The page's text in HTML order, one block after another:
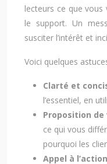
lecteurs ce que vous
le support. Un
susciter l’intérêt et
Voici quelques
Clarté et
l’essentiel, en
Proposition de
ce qui vous
pourquoi les
Appel à